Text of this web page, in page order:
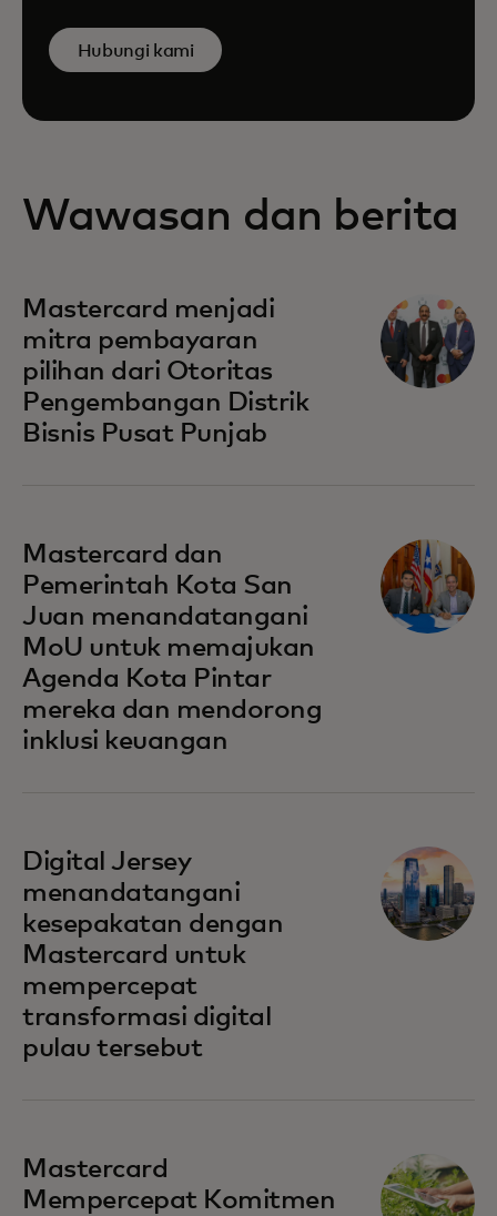
Hubungi kami
Wawasan dan berita
Mastercard menjadi
mitra pembayaran
pilihan dari Otoritas
Pengembangan Distrik
Bisnis Pusat Punjab
Mastercard dan
Pemerintah Kota San
Juan menandatangani
MoU untuk memajukan
Agenda Kota Pintar
mereka dan mendorong
inklusi keuangan
Digital Jersey
menandatangani
kesepakatan dengan
Mastercard untuk
mempercepat
transformasi digital
pulau tersebut
Mastercard
Mempercepat Komitmen